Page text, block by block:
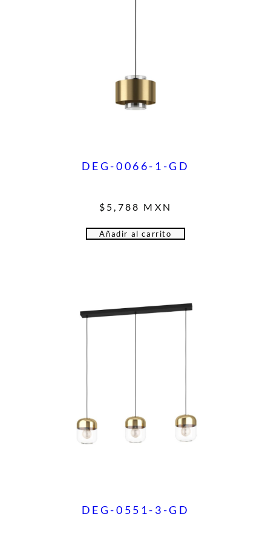
DEG-0066-1-GD
$ 5,788 MXN
Añadir al carrito
DEG-0551-3-GD